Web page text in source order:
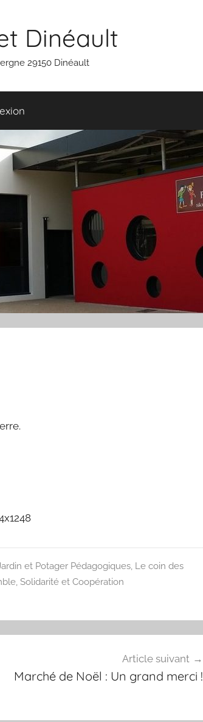
Dinéault
29150 Dinéault
et Potager Pédagogiques, Le coin des
Solidarité et Coopération
Article suivant
Marché de Noël : Un grand merci !